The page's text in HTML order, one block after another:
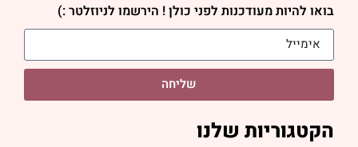
בואו להיות מעודכנות לפני כולן ! הירשמו לניוזלטר :)
שליחה
הקטגוריות שלנו